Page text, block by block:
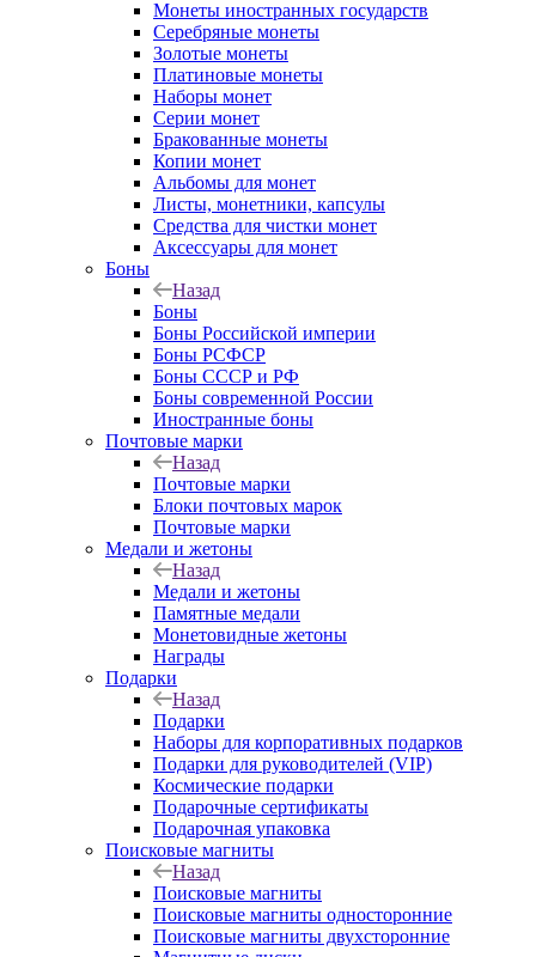
Монеты иностранных государств
Серебряные монеты
Золотые монеты
Платиновые монеты
Наборы монет
Серии монет
Бракованные монеты
Копии монет
Альбомы для монет
Листы, монетники, капсулы
Средства для чистки монет
Аксессуары для монет
Боны
Назад
Боны
Боны Российской империи
Боны РСФСР
Боны СССР и РФ
Боны современной России
Иностранные боны
Почтовые марки
Назад
Почтовые марки
Блоки почтовых марок
Почтовые марки
Медали и жетоны
Назад
Медали и жетоны
Памятные медали
Монетовидные жетоны
Награды
Подарки
Назад
Подарки
Наборы для корпоративных подарков
Подарки для руководителей (VIP)
Космические подарки
Подарочные сертификаты
Подарочная упаковка
Поисковые магниты
Назад
Поисковые магниты
Поисковые магниты односторонние
Поисковые магниты двухсторонние